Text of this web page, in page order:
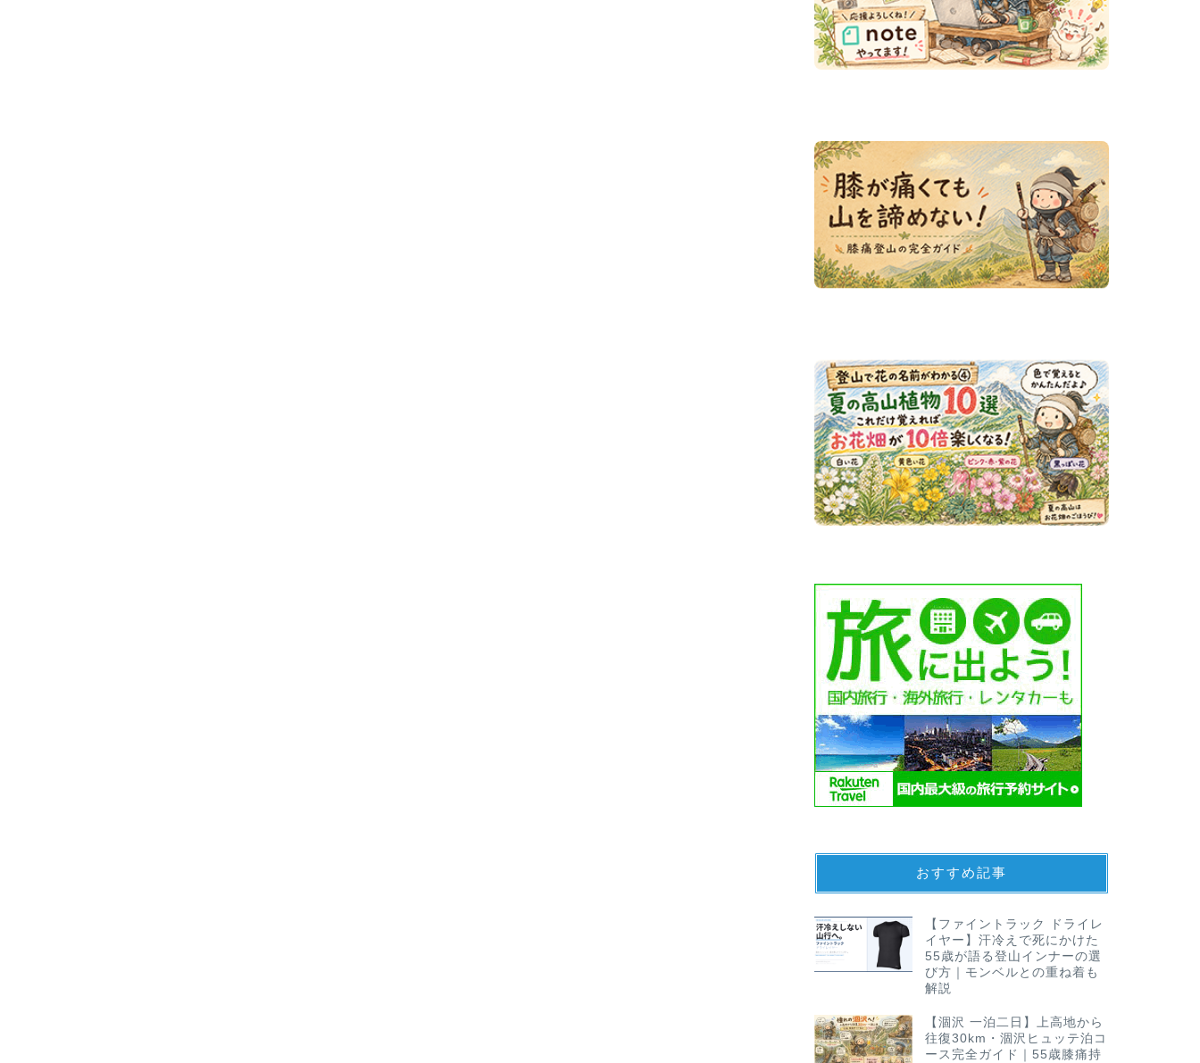
おすすめ記事
【ファイントラック ドライレ
イヤー】汗冷えで死にかけた
55歳が語る登山インナーの選
び方｜モンベルとの重ね着も
解説
【涸沢 一泊二日】上高地から
往復30km・涸沢ヒュッテ泊コ
ース完全ガイド｜55歳膝痛持